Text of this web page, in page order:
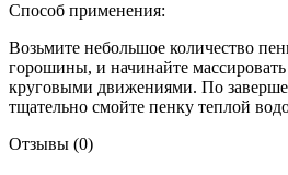
Способ применения:
Возьмите небольшое количество
горошины, и начинайте
круговыми движениями. По
тщательно смойте пенку теплой
Отзывы (0)